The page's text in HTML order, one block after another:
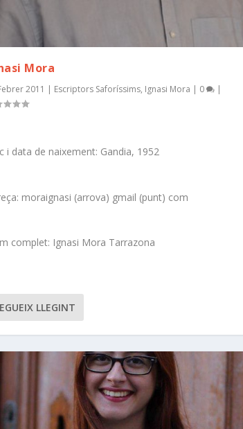
Mora
2011 | Escriptors Saforíssims, Ignasi Mora | 0 |
i data de naixement: Gandia, 1952
moraignasi (arrova) gmail (punt) com
complet: Ignasi Mora Tarrazona
LLEGINT